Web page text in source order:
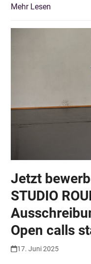
Mehr Lesen
Jetzt
STUDIO
Open calls
17. Juni 2025